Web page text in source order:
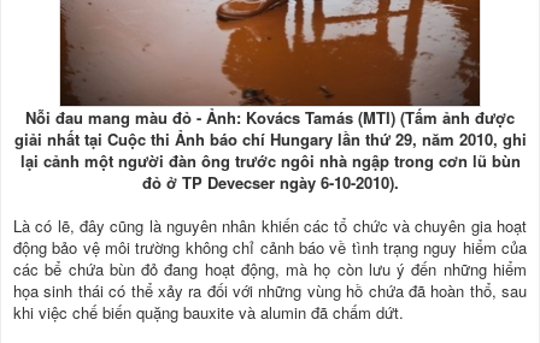
Nỗi đau mang màu đỏ - Ảnh: Kovács Tamás (MTI) (Tấm ảnh được
giải nhất tại Cuộc thi Ảnh báo chí Hungary lần thứ 29, năm 2010, ghi
lại cảnh một người đàn ông trước ngôi nhà ngập trong cơn lũ bùn
đỏ ở TP Devecser ngày 6-10-2010).
Là có lẽ, đây cũng là nguyên nhân khiến các tổ chức và chuyên gia hoạt
động bảo vệ môi trường không chỉ cảnh báo về tình trạng nguy hiểm của
các bể chứa bùn đỏ đang hoạt động, mà họ còn lưu ý đến những hiểm
họa sinh thái có thể xảy ra đối với những vùng hồ chứa đã hoàn thổ, sau
khi việc chế biến quặng bauxite và alumin đã chấm dứt.